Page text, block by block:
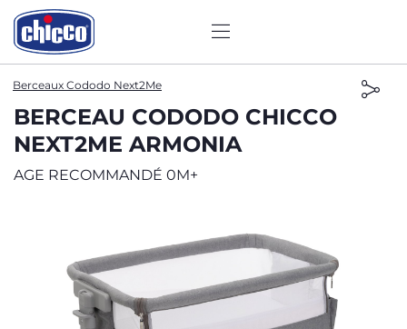
Berceaux Cododo Next2Me
BERCEAU CODODO CHICCO
NEXT2ME ARMONIA
AGE RECOMMANDÉ 0M+